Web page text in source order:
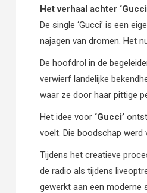
Het verhaal achter
De single ‘Gucci’ is een
najagen van dromen. Het
De hoofdrol in de
verwierf landelijke
waar ze door haar pittige
Het idee voor ‘Gucci’
voelt. Die boodschap werd
Tijdens het creatieve
de radio als tijdens
gewerkt aan een moderne